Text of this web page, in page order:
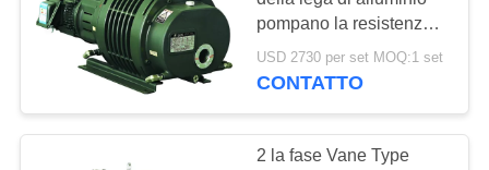
CONTATTACI
CHIEDI UN
PREVENTIVO
Pulsometro asciutto
della vite
pompano la resistenza
della corrosione
600m3/h
USD 2730 per set MOQ:1 set
CONTATTO
2 la fase Vane Type